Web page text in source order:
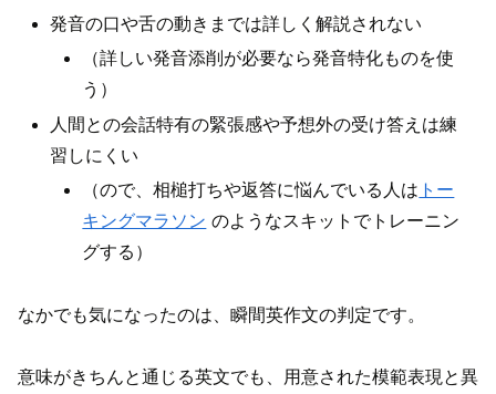
発音の口や舌の動きまでは詳しく解説されない
（詳しい発音添削が必要なら発音特化ものを使
う）
人間との会話特有の緊張感や予想外の受け答えは練
習しにくい
（ので、相槌打ちや返答に悩んでいる人は トー
キングマラソン のようなスキットでトレーニン
グする）
なかでも気になったのは、瞬間英作文の判定です。
意味がきちんと通じる英文でも、用意された模範表現と異